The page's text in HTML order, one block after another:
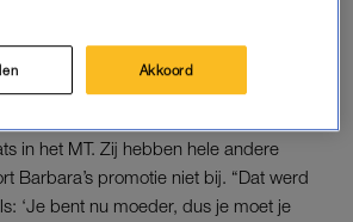
afwezigheid verandert er veel
in het MT. Zij hebben hele andere
Barbara’s promotie niet bij. “Dat werd
‘Je bent nu moeder, dus je moet je
Akkoord